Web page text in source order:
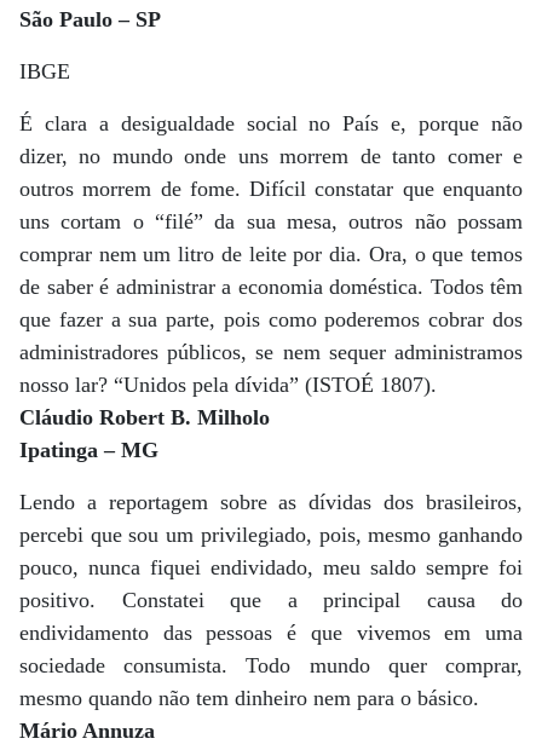
São Paulo – SP
IBGE
É clara a desigualdade social no País e, porque não
dizer, no mundo onde uns morrem de tanto comer e
outros morrem de fome. Difícil constatar que enquanto
uns cortam o “filé” da sua mesa, outros não possam
comprar nem um litro de leite por dia. Ora, o que temos
de saber é administrar a economia doméstica. Todos têm
que fazer a sua parte, pois como poderemos cobrar dos
administradores públicos, se nem sequer administramos
nosso lar? “Unidos pela dívida” (ISTOÉ 1807).
Cláudio Robert B. Milholo
Ipatinga – MG
Lendo a reportagem sobre as dívidas dos brasileiros,
percebi que sou um privilegiado, pois, mesmo ganhando
pouco, nunca fiquei endividado, meu saldo sempre foi
positivo. Constatei que a principal causa do
endividamento das pessoas é que vivemos em uma
sociedade consumista. Todo mundo quer comprar,
mesmo quando não tem dinheiro nem para o básico.
Mário Annuza